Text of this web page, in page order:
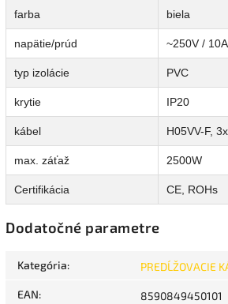
farba biela
napätie/prúd ~250V / 10A
typ izolácie PVC
krytie IP20
kábel H05VV-F,
max. záťaž 2500W
Certifikácia CE, ROHs
Dodatočné parametre
Kategória: PREDĹŽOVACIE
EAN: 8590849450101